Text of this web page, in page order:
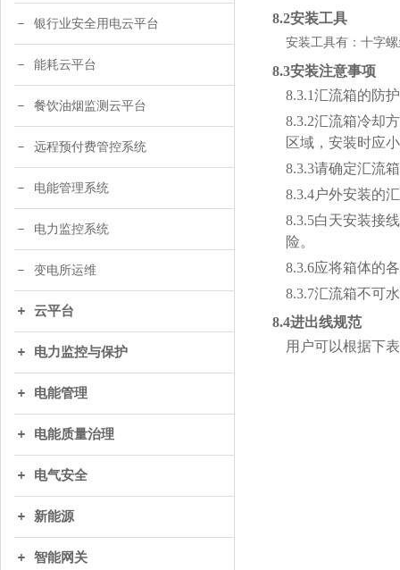
银行业安全用电云平台
能耗云平台
餐饮油烟监测云平台
远程预付费管控系统
电能管理系统
电力监控系统
变电所运维
云平台
电力监控与保护
电能管理
电能质量治理
电气安全
新能源
智能网关
8.2安装工具
安装工具有：十字
8.3安装注意事项
8.3.1汇流箱的防
8.3.2汇流箱冷却
区域，安装时应
8.3.3请确定汇流
8.3.4户外安装的
8.3.5白天安装接
险。
8.3.6应将箱体的
8.3.7汇流箱不可
8.4进出线规范
用户可以根据下